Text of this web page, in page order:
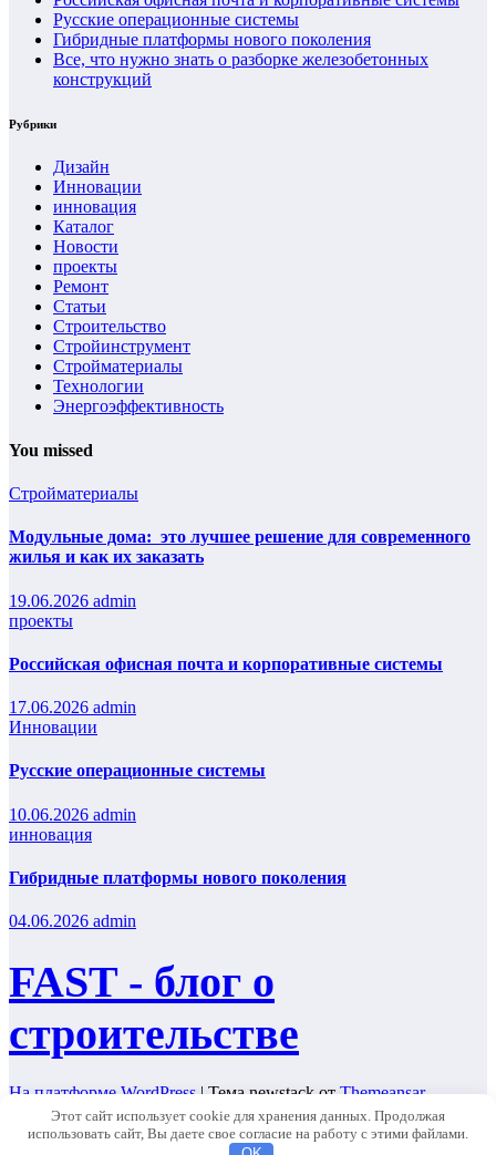
Русские операционные системы
Гибридные платформы нового поколения
Все, что нужно знать о разборке железобетонных
конструкций
Рубрики
Дизайн
Инновации
инновация
Каталог
Новости
проекты
Ремонт
Статьи
Строительство
Стройинструмент
Стройматериалы
Технологии
Энергоэффективность
You missed
Стройматериалы
Модульные дома: это лучшее решение для современного
жилья и как их заказать
19.06.2026 admin
проекты
Российская офисная почта и корпоративные системы
17.06.2026 admin
Инновации
Русские операционные системы
10.06.2026 admin
инновация
Гибридные платформы нового поколения
04.06.2026 admin
FAST - блог о
строительстве
На платформе WordPress|Тема newstack отThemeansar.
Home
Этот сайт использует cookie для хранения данных. Продолжая
использовать сайт, Вы даете свое согласие на работу с этими файлами.